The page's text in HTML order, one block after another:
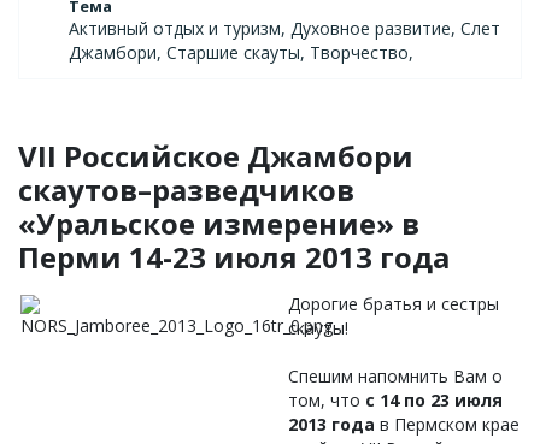
Тема
Активный отдых и туризм, Духовное развитие, Слет
Джамбори, Старшие скауты, Творчество,
VII Российское Джамбори
скаутов–разведчиков
«Уральское измерение» в
Перми 14-23 июля 2013 года
Дорогие братья и сестры
скауты!
Спешим напомнить Вам о
том, что с 14 по 23 июля
2013 года в Пермском крае